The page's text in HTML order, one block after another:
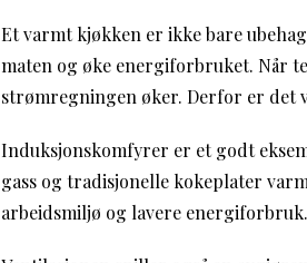
Et varmt kjøkken er ikke bare
maten og øke energiforbruket. Når
strømregningen øker. Derfor er det
Induksjonskomfyrer er et godt
gass og tradisjonelle kokeplater
arbeidsmiljø og lavere energiforbruk.